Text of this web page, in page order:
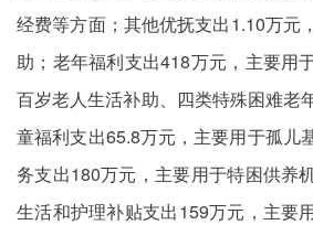
经费等方面；其他优抚支出1.10万元
助；老年福利支出418万元，主要用
百岁老人生活补助、四类特殊困难老
童福利支出65.8万元，主要用于孤儿
务支出180万元，主要用于特困供养
生活和护理补贴支出159万元，主要